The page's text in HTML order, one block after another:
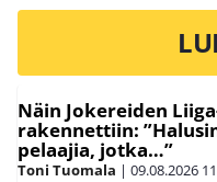
Näin Jokereiden
rakennettiin:
pelaajia, jotka…”
Toni Tuomala | 09.08.2026